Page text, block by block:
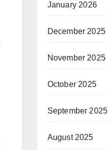
January 2026
December 2025
November 2025
October 2025
September 2025
August 2025